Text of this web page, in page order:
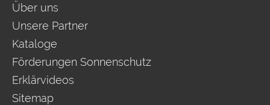
Über uns
Unsere Partner
Kataloge
Förderungen Sonnenschutz
Erklärvideos
Sitemap